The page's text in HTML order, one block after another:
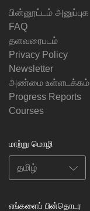
பின்னூட்டம் அனுப்புக
FAQ
தளவரைபடம்
Privacy Policy
Newsletter
அண்மை உள்ளடக்கம்
Progress Reports
Courses
மாற்று மொழி
எங்களைப் பின்தொடர